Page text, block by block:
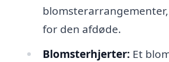
for den afdøde.
Blomsterhjerter: Et